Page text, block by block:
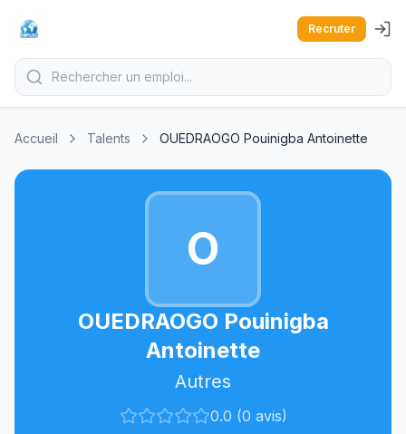
Recruter
Accueil Talents OUEDRAOGO Pouinigba Antoinette
O
OUEDRAOGO Pouinigba
Antoinette
Autres
0.0 (0 avis)